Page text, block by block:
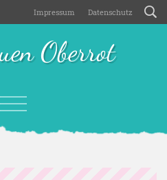
Impressum Datenschutz
Oberrot